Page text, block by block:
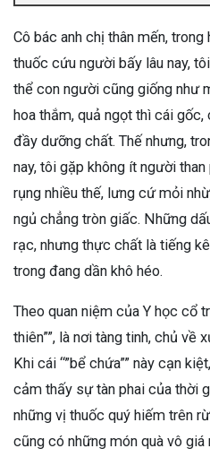
Cô bác anh chị thân mến,
thuốc cứu người bấy lâu nay,
thể con người cũng giống như
hoa thắm, quả ngọt thì cái
đầy dưỡng chất. Thế nhưng,
nay, tôi gặp không ít người
rụng nhiều thế, lưng cứ mỏi
ngủ chẳng tròn giấc. Những
rạc, nhưng thực chất là tiếng
trong đang dần khô héo.
Theo quan niệm của Y học cổ
thiên””, là nơi tàng tinh, chủ về
Khi cái “”bể chứa”” này cạn
cảm thấy sự tàn phai của thời
những vị thuốc quý hiếm trên
cũng có những món quà vô